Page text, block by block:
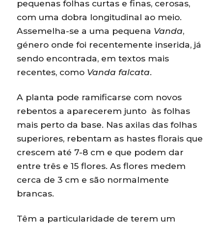
pequenas folhas curtas e finas, cerosas,
com uma dobra longitudinal ao meio.
Assemelha-se a uma pequena Vanda,
género onde foi recentemente inserida, já
sendo encontrada, em textos mais
recentes, como Vanda falcata.
A planta pode ramificarse com novos
rebentos a aparecerem junto às folhas
mais perto da base. Nas axilas das folhas
superiores, rebentam as hastes florais que
crescem até 7-8 cm e que podem dar
entre três e 15 flores. As flores medem
cerca de 3 cm e são normalmente
brancas.
Têm a particularidade de terem um